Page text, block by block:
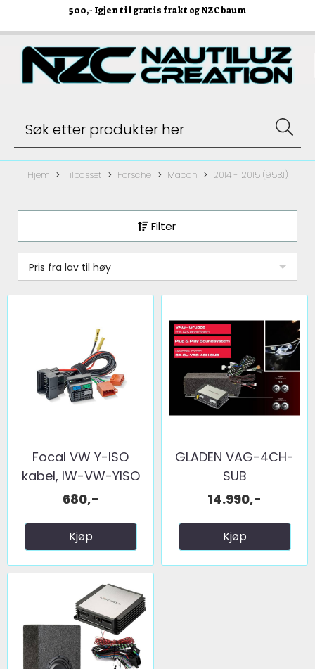
500,- Igjen til gratis frakt og NZC baum
Hjem Tilpasset Porsche Macan 2014 - 2015 (95B.1)
Filter
Pris fra lav til høy
Focal VW Y-ISO
kabel, IW-VW-YISO
680,-
Kjøp
GLADEN VAG-4CH-
SUB
14.990,-
Kjøp